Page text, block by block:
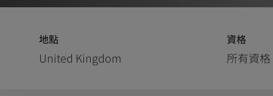
地點
United Kingdom
資格
所有資格